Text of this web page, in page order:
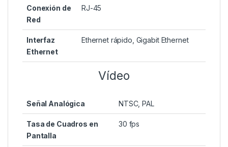
Conexión de
Red
RJ-45
Interfaz
Ethernet
Ethernet rápido, Gigabit Ethernet
Vídeo
Señal Analógica NTSC, PAL
Tasa de Cuadros en
Pantalla
30 fps